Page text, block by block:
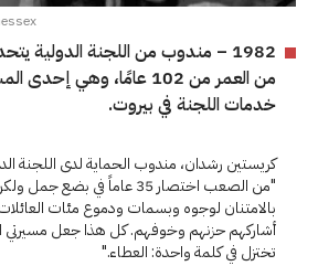
1982 – مندوب من اللجنة الدولية
من العمر من 102 عامًا، وهي
خدمات اللجنة في بيروت.
كريستين رشدان، مندوب الحماية لدى اللجنة
"من الصعب اختصار 35 عاماً في
بالامتنان لوجوه وبسمات ودموع مئات
أشاركهم حزنهم وخوفهم. كل هذا جعل مسيرتي
تختزل في كلمة واحدة: العطاء."